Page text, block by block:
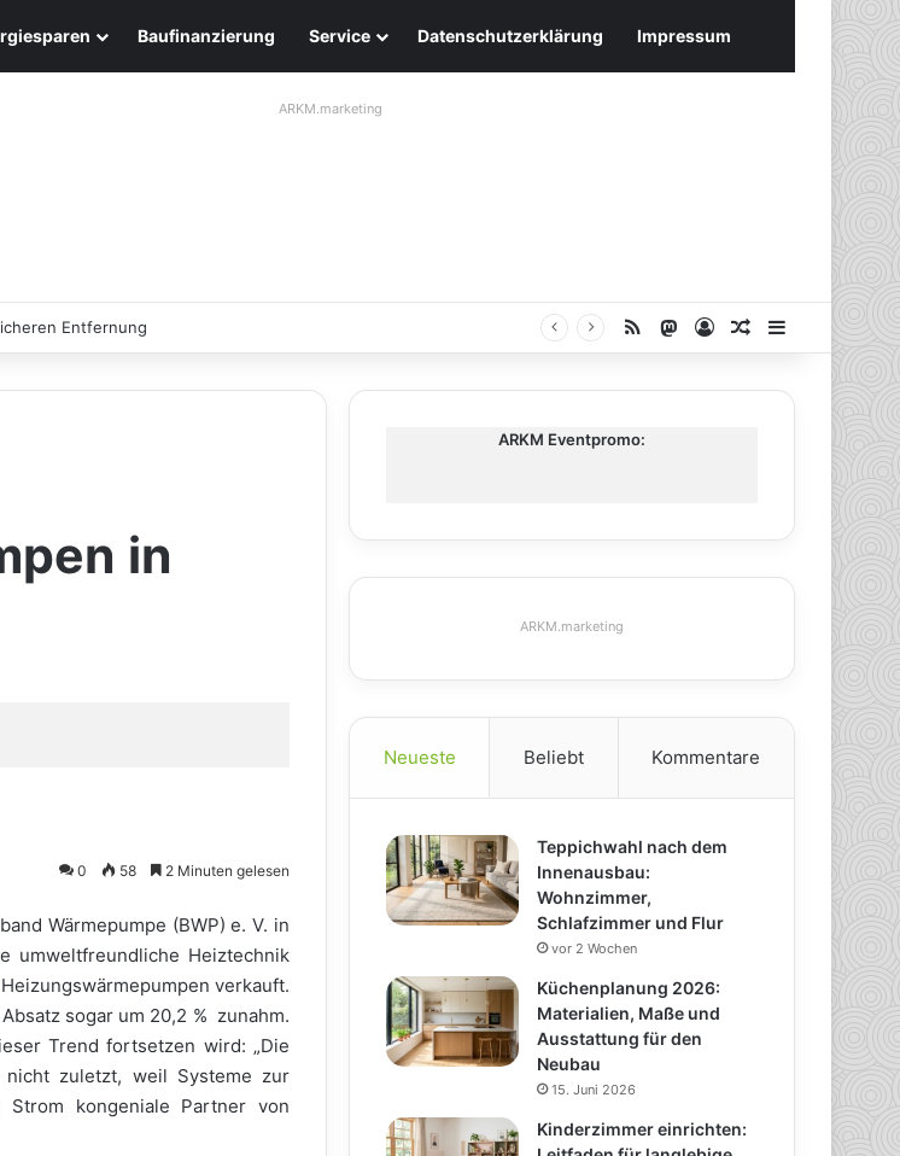
Baufinanzierung Service Datenschutzerklärung Impressum
ARKM.marketing
für Ihr Zuhause RSS Mastodon
AnmeldenZufälliger
in
0 58 2 Minuten gelesen
Wärmepumpe (BWP) e. V. in
umweltfreundliche Heiztechnik
verkauft.
sogar um 20,2 % zunahm.
Trend fortsetzen wird: „Die
nicht zuletzt, weil Systeme zur
Strom kongeniale Partner von
ARKM Eventpromo:
ARKM.marketing
Neueste Beliebt Kommentare
Teppichwahl nach dem
Innenausbau:
Wohnzimmer,
Schlafzimmer und Flur
vor 2 Wochen
Küchenplanung 2026:
Materialien, Maße und
Ausstattung für den
Neubau
15. Juni 2026
Kinderzimmer einrichten: